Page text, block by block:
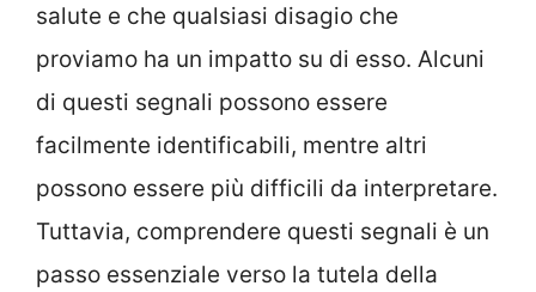
salute e che qualsiasi disagio che
proviamo ha un impatto su di esso. Alcuni
di questi segnali possono essere
facilmente identificabili, mentre altri
possono essere più difficili da interpretare.
Tuttavia, comprendere questi segnali è un
passo essenziale verso la tutela della